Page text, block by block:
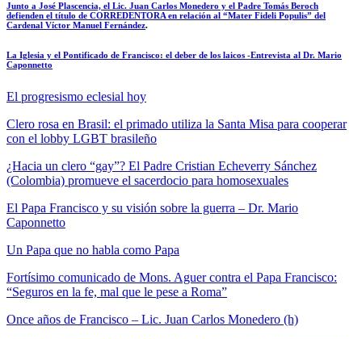
Junto a José Plascencia, el Lic. Juan Carlos Monedero y el Padre Tomás Beroch
defienden el título de CORREDENTORA en relación al “Mater Fideli Populis” del
Cardenal Víctor Manuel Fernández.
La Iglesia y el Pontificado de Francisco: el deber de los laicos -Entrevista al Dr. Mario
Caponnetto
El progresismo eclesial hoy
Clero rosa en Brasil: el primado utiliza la Santa Misa para cooperar
con el lobby LGBT brasileño
¿Hacia un clero “gay”? El Padre Cristian Echeverry Sánchez
(Colombia) promueve el sacerdocio para homosexuales
El Papa Francisco y su visión sobre la guerra – Dr. Mario
Caponnetto
Un Papa que no habla como Papa
Fortísimo comunicado de Mons. Aguer contra el Papa Francisco:
“Seguros en la fe, mal que le pese a Roma”
Once años de Francisco – Lic. Juan Carlos Monedero (h)